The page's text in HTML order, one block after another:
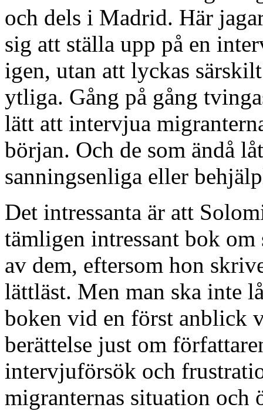
och dels i Madrid. Här
sig att ställa upp på en
igen, utan att lyckas
ytliga. Gång på gång
lätt att intervjua
början. Och de som ändå
sanningsenliga eller
Det intressanta är att
tämligen intressant bok
av dem, eftersom hon
lättläst. Men man ska inte
boken vid en först anblick
berättelse just om
intervjuförsök och
migranternas situation och